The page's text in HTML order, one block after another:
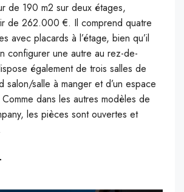
de 190 m2 sur deux étages,
de 262.000 €. Il comprend quatre
avec placards à l’étage, bien qu’il
configurer une autre au rez-de-
également de trois salles de
salon/salle à manger et d’un espace
dans les autres modèles de
les pièces sont ouvertes et